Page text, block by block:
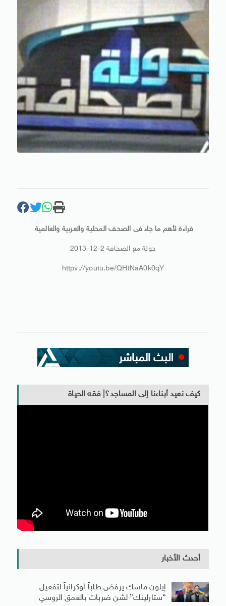
قراءة لأهم ما جاء فى الصحف المحلية والعربية والعالمية
جولة مع الصحافة 2-12-2013
httpv://youtu.be/QHtNaA0k0qY
كيف نعيد أبناءنا إلى المساجد؟| فقه الحياة
أحدث الأخبار
إيلون ماسك يرفض طلباً أوكرانياً لتفعيل
“ستارلينك” لشن ضربات بالعمق الروسي